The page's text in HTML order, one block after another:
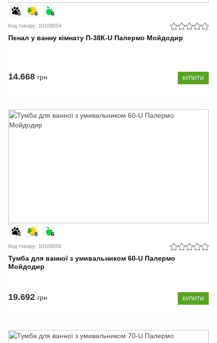
Код товару: 10109054
Пенал у ванну кімнату П-38К-U Палермо Мойдодир
14.668 грн КУПИТИ
Код товару: 10109056
Тумба для ванної з умивальником 60-U Палермо
Мойдодир
19.692 грн КУПИТИ